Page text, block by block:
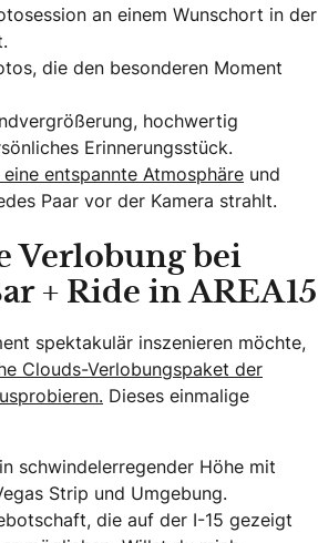
an einem Wunschort in der
die den besonderen Moment
hochwertig
Erinnerungsstück.
entspannte Atmosphäre und
Paar vor der Kamera strahlt.
Verlobung bei
+ Ride in AREA15
spektakulär inszenieren möchte,
Clouds-Verlobungspaket der
Dieses einmalige
schwindelerregender Höhe mit
Strip und Umgebung.
die auf der I-15 gezeigt